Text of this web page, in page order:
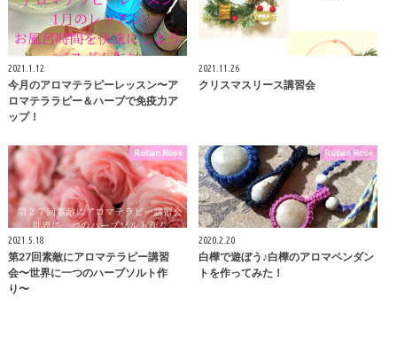
2021.1.12
今月のアロマテラピーレッスン〜ア
ロマテララピー＆ハーブで免疫力ア
ップ！
2021.11.26
クリスマスリース講習会
Ruban Rose
2021.5.18
第27回素敵にアロマテラピー講習
会〜世界に一つのハーブソルト作
り〜
Ruban Rose
2020.2.20
白樺で遊ぼう♪白樺のアロマペンダン
トを作ってみた！